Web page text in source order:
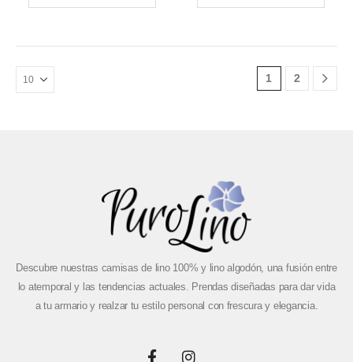
1 2
Descubre nuestras camisas de lino 100% y lino algodón, una fusión entre
lo atemporal y las tendencias actuales. Prendas diseñadas para dar vida
a tu armario y realzar tu estilo personal con frescura y elegancia.